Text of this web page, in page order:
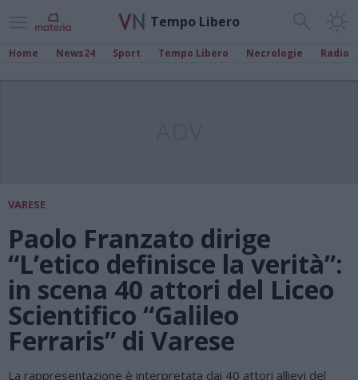
Tempo Libero
Home News24 Sport Tempo Libero Necrologie Radio
VARESE
Paolo Franzato dirige
“L’etico definisce la verità”:
in scena 40 attori del Liceo
Scientifico “Galileo
Ferraris” di Varese
La rappresentazione è interpretata dai 40 attori allievi del